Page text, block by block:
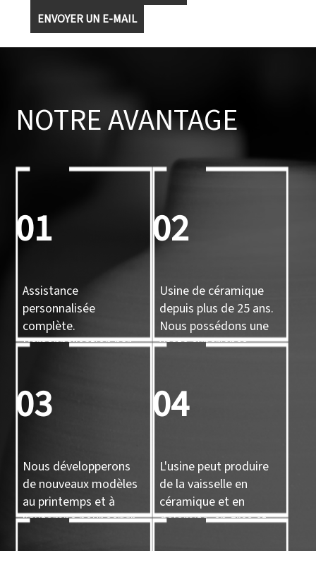
ENVOYER UN E-MAIL
NOTRE AVANTAGE
01
Assistance
personnalisée
complète.
Personnalisation par
moulage 3D.
02
Usine de céramique
depuis plus de 25 ans.
Nous possédons une
vaste expérience.
03
Nous développerons
de nouveaux modèles
au printemps et à
l’automne pour servir
clients.
04
L'usine peut produire
de la vaisselle en
céramique et en
dolomite, en grès et
des objets artisanaux